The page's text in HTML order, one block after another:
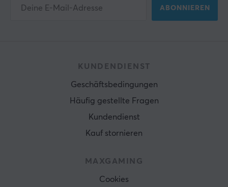
ABONNIEREN
KUNDENDIENST
Geschäftsbedingungen
Häufig gestellte Fragen
Kundendienst
Kauf stornieren
MAXGAMING
Cookies